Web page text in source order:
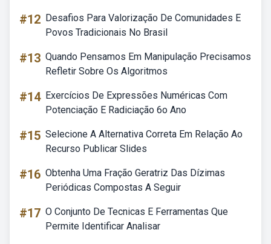
#12 Desafios Para Valorização De Comunidades E
Povos Tradicionais No Brasil
#13 Quando Pensamos Em Manipulação Precisamos
Refletir Sobre Os Algoritmos
#14 Exercícios De Expressões Numéricas Com
Potenciação E Radiciação 6o Ano
#15 Selecione A Alternativa Correta Em Relação Ao
Recurso Publicar Slides
#16 Obtenha Uma Fração Geratriz Das Dízimas
Periódicas Compostas A Seguir
#17 O Conjunto De Tecnicas E Ferramentas Que
Permite Identificar Analisar